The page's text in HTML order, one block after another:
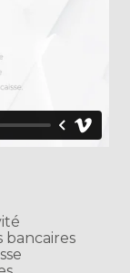
bancaires